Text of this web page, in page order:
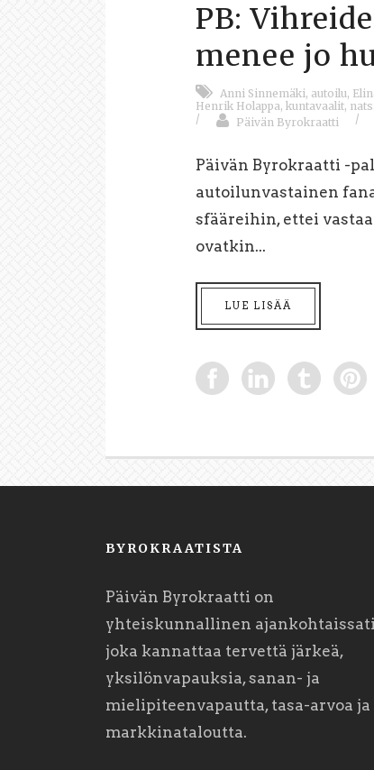
PB:
menee jo
Anni Sinnemäki, autoilu,
Henrik Holappa, kuntavaalit,
/
Päivän Byrokraatti /
Päivän Byrokraatti -
autoilunvastainen
sfääreihin, ettei
ovatkin...
LUE LISÄÄ
BYROKRAATISTA
Päivän Byrokraatti on
yhteiskunnallinen
joka kannattaa tervettä järkeä,
yksilönvapauksia, sanan- ja
mielipiteenvapautta, tasa-arvoa ja
markkinataloutta.